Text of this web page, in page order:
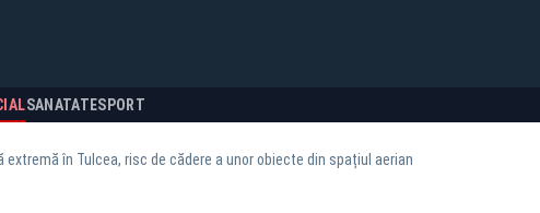
SANATATESPORT
extremă în Tulcea, risc de cădere a unor obiecte din spațiul aerian